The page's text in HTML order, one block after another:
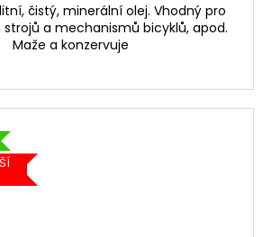
čistý, minerální olej. Vhodný pro
a mechanismů bicyklů, apod.
Maže a konzervuje